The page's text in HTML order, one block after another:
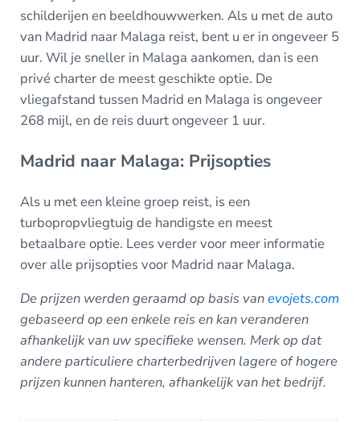
schilderijen en beeldhouwwerken. Als u met de auto
van Madrid naar Malaga reist, bent u er in ongeveer 5
uur. Wil je sneller in Malaga aankomen, dan is een
privé charter de meest geschikte optie. De
vliegafstand tussen Madrid en Malaga is ongeveer
268 mijl, en de reis duurt ongeveer 1 uur.
Madrid naar Malaga: Prijsopties
Als u met een kleine groep reist, is een
turbopropvliegtuig de handigste en meest
betaalbare optie. Lees verder voor meer informatie
over alle prijsopties voor Madrid naar Malaga.
De prijzen werden geraamd op basis vanevojets.com
gebaseerd op een enkele reis en kan veranderen
afhankelijk van uw specifieke wensen. Merk op dat
andere particuliere charterbedrijven lagere of hogere
prijzen kunnen hanteren, afhankelijk van het bedrijf.